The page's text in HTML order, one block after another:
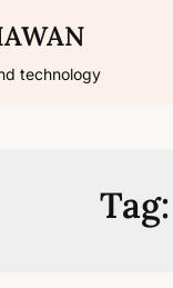
technology
Tag: